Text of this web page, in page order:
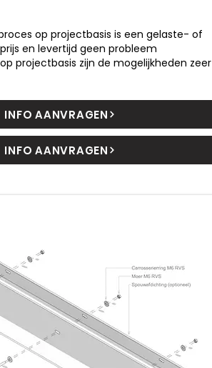
op projectbasis is een gelaste- of
en levertijd geen probleem
projectbasis zijn de mogelijkheden zeer
INFO AANVRAGEN
INFO AANVRAGEN